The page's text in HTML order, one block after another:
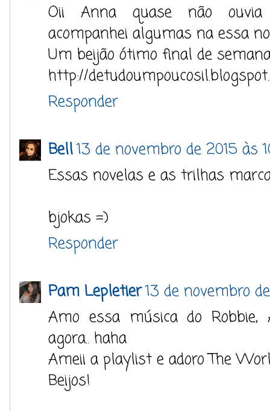
Oii Anna quase não
acompanhei algumas na essa
Um beijão ótimo final de
http://
Responder
Bell13 de novembro de 2015 às
Essas novelas e as trilhas
bjokas =)
Responder
Pam Lepletier13 de novembro
Amo essa música do
agora.. haha
Ameii a playlist e adoro The
Beijos!